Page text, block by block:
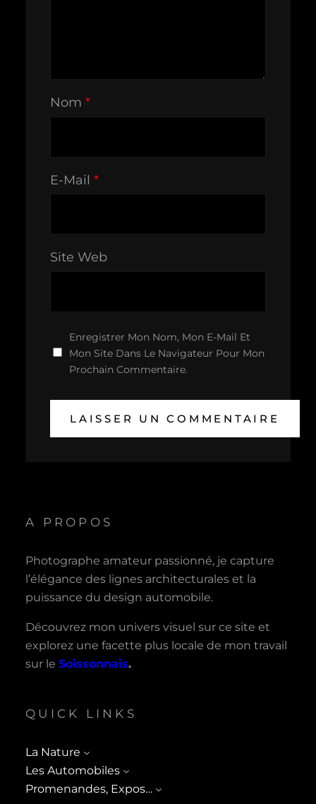
Nom *
E-Mail *
Site Web
Enregistrer Mon Nom, Mon E-Mail Et
Mon Site Dans Le Navigateur Pour Mon
Prochain Commentaire.
A PROPOS
Photographe amateur passionné, je capture
l’élégance des lignes architecturales et la
puissance du design automobile.
Découvrez mon univers visuel sur ce site et
explorez une facette plus locale de mon travail
sur le Soissonnais.
QUICK LINKS
La Nature
Les Automobiles
Promenandes, Expos…